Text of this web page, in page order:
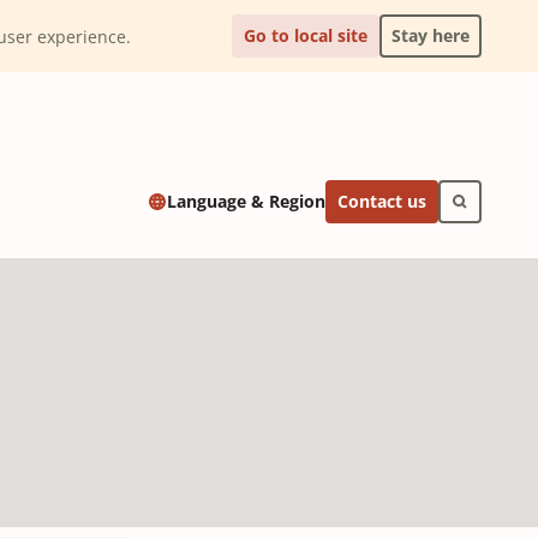
experience. Go to local site Stay here
Language & Region Contact us